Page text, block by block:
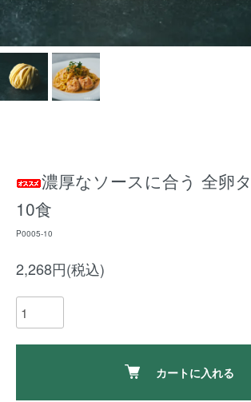
濃厚なソースに合う 全卵
10食
P0005-10
2,268円(税込)
カートに入れる